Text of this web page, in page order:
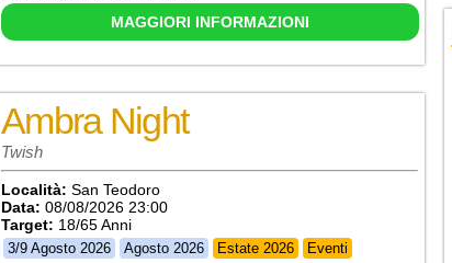
MAGGIORI INFORMAZIONI
Ambra Night
Twish
Località: San Teodoro
Data: 08/08/2026 23:00
Target: 18/65 Anni
3/9 Agosto 2026 Agosto 2026 Estate 2026 Eventi